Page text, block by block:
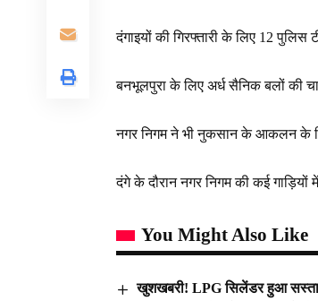
दंगाइयों की गिरफ्तारी के लिए 12 पुलिस
बनभूलपुरा के लिए अर्ध सैनिक बलों की
नगर निगम ने भी नुकसान के आकलन के
दंगे के दौरान नगर निगम की कई गाड़ियों
You Might Also Like
खुशखबरी! LPG सिलेंडर हुआ सस्ता,